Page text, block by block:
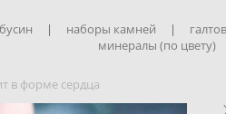
| наборы камней |
минералы (по цвету)
в форме сердца